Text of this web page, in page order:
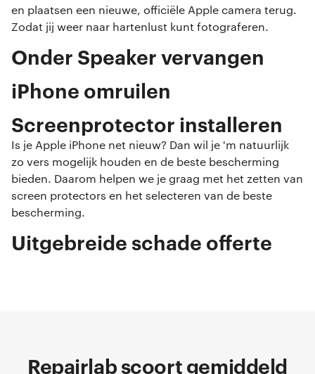
en plaatsen een nieuwe, officiële Apple camera terug.
Zodat jij weer naar hartenlust kunt fotograferen.
Onder Speaker vervangen
iPhone omruilen
Screenprotector installeren
Is je Apple iPhone net nieuw? Dan wil je 'm natuurlijk
zo vers mogelijk houden en de beste bescherming
bieden. Daarom helpen we je graag met het zetten van
screen protectors en het selecteren van de beste
bescherming.
Uitgebreide schade offerte
Repairlab scoort gemiddeld